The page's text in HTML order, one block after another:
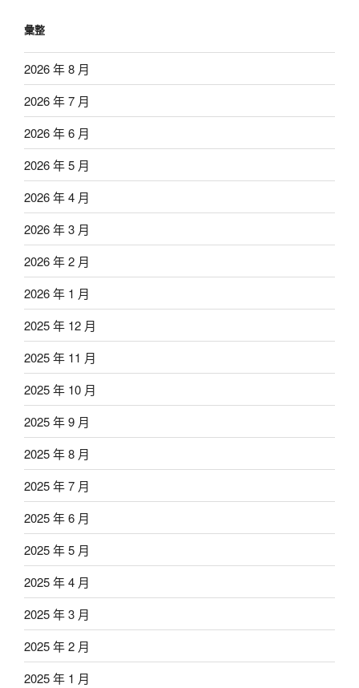
彙整
2026 年 8 月
2026 年 7 月
2026 年 6 月
2026 年 5 月
2026 年 4 月
2026 年 3 月
2026 年 2 月
2026 年 1 月
2025 年 12 月
2025 年 11 月
2025 年 10 月
2025 年 9 月
2025 年 8 月
2025 年 7 月
2025 年 6 月
2025 年 5 月
2025 年 4 月
2025 年 3 月
2025 年 2 月
2025 年 1 月